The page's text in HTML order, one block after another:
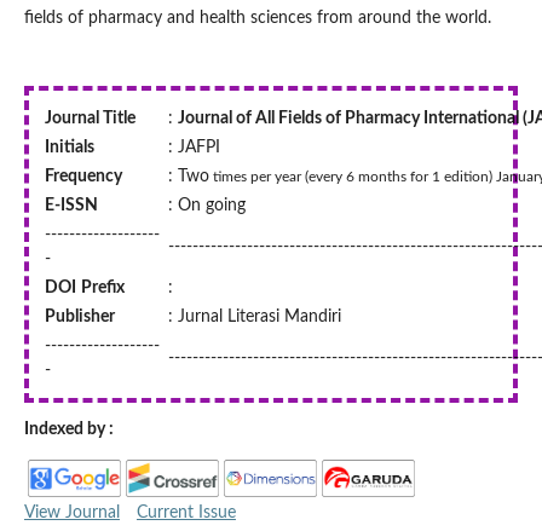
fields of pharmacy and health sciences from around the world.
Journal Title : Journal of All Fields of Pharmacy International
Initials
: JAFPI
Frequency
: Twotimes per year (every 6 months for 1 edition)
E-ISSN
: On going
-------------------
-
DOI Prefix
:
Publisher
: Jurnal Literasi Mandiri
-------------------
-
Indexed by :
View Journal Current Issue